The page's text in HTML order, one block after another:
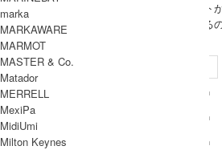
あるシルエット。フロント
様々な着こなしを楽しめる
SIZE
サイズ 裄丈
S 10cm
M 10cm
L 93cm 10cm
marka
MARKAWARE
MARMOT
MASTER & Co.
Matador
MERRELL
MexiPa
MidiUmi
Milton Keynes